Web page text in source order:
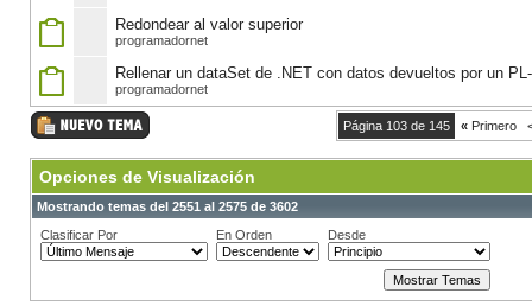
Redondear al valor superior
programadornet
Rellenar un dataSet de .NET con datos devueltos por un
programadornet
Página 103 de 145 « Primero
Opciones de Visualización
Mostrando temas del 2551 al 2575 de 3602
Clasificar Por
En Orden Desde